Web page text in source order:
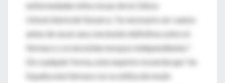
enfermedades infecciosas de la Clínica
Universitaria de Navarra, "es necesario ser cautos
antes de sacar una conclusión definitiva sobre el
fármaco y se necesitan ensayos independientes".
De cualquier forma, este experto recuerda que "en
España este fármaco no se utiliza de modo